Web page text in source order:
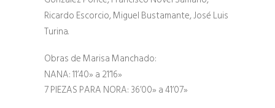
Ricardo Escorcio, Miguel Bustamante, José Luis
Turina.
Obras de Marisa Manchado:
NANA: 11’40» a 21’16»
7 PIEZAS PARA NORA: 36’00» a 41’07»